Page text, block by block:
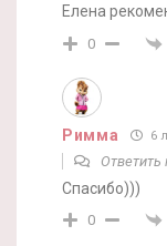
Елена
0
Римма 6
Ответить
Спасибо)))
0